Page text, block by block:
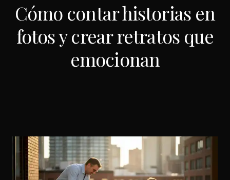
Cómo contar historias en
fotos y crear retratos que
emocionan